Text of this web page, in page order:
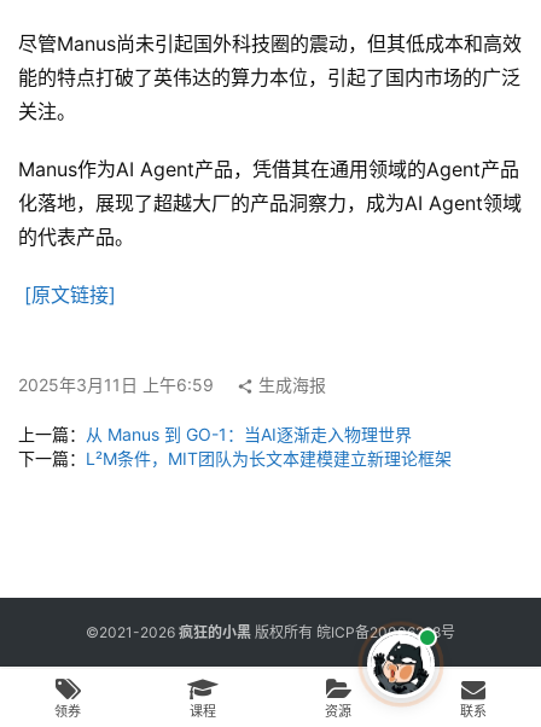
宝
库
实
工
具
文
章
尽管Manus尚未引起国外科技圈的震动，但其低成本和高效
能的特点打破了英伟达的算力本位，引起了国内市场的广泛
关注。
Manus作为AI Agent产品，凭借其在通用领域的Agent产品
化落地，展现了超越大厂的产品洞察力，成为AI Agent领域
的代表产品。
[原文链接]
2025年3月11日 上午6:59 生成海报
上一篇： 从 Manus 到 GO-1：当AI逐渐走入物理世界
下一篇： L²M条件，MIT团队为长文本建模建立新理论框架
©2021-2026 疯狂的小黑 版权所有 皖ICP备20006298号
领券 课程 资源 联系